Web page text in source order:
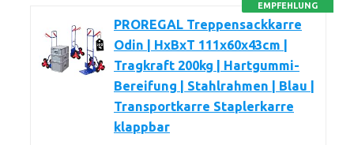
EMPFEHLUNG
PROREGAL Treppensackkarre
Odin | HxBxT 111x60x43cm |
Tragkraft 200kg | Hartgummi-
Bereifung | Stahlrahmen | Blau |
Transportkarre Staplerkarre
klappbar